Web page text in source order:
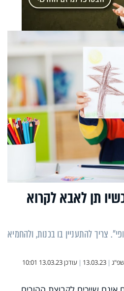
תן לאבא לקרוא
צריך להתעניין בו בכנות, ולהחמיא
|
13.03.23
| עודכן13.03.23 10:01